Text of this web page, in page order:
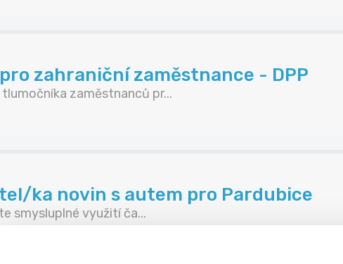
zahraniční zaměstnance - DPP
zaměstnanců pr...
ka novin s autem pro Pardubice
smysluplné využití ča...